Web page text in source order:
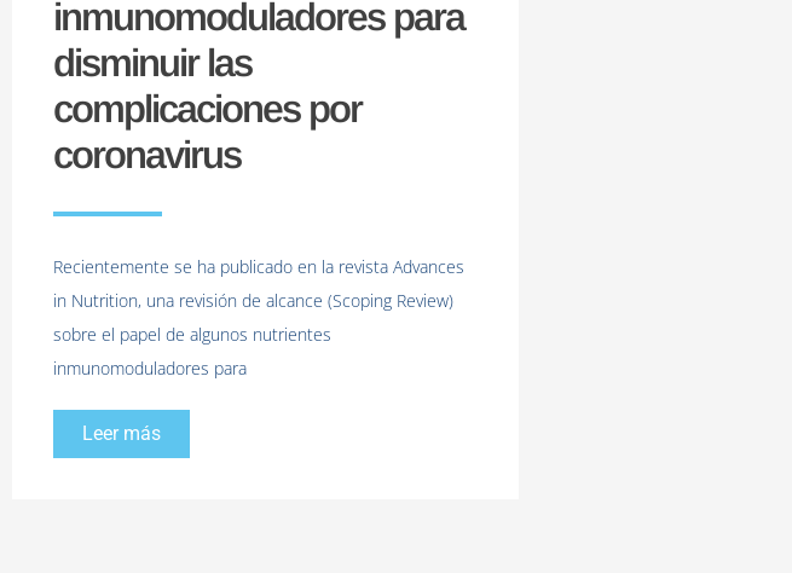
inmunomoduladores para
disminuir las
complicaciones por
coronavirus
Recientemente se ha publicado en la revista Advances
in Nutrition, una revisión de alcance (Scoping Review)
sobre el papel de algunos nutrientes
inmunomoduladores para
Leer más